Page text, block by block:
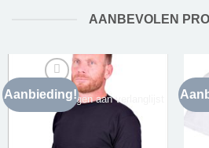
AANBEVOLEN
Aanbieding!Toevoegen aan verlanglijst